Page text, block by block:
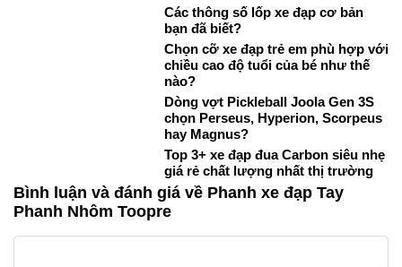
Các thông số lốp xe đạp cơ bản
bạn đã biết?
Chọn cỡ xe đạp trẻ em phù hợp với
chiều cao độ tuổi của bé như thế
nào?
Dòng vợt Pickleball Joola Gen 3S
chọn Perseus, Hyperion, Scorpeus
hay Magnus?
Top 3+ xe đạp đua Carbon siêu nhẹ
giá rẻ chất lượng nhất thị trường
Bình luận và đánh giá về Phanh xe đạp Tay
Phanh Nhôm Toopre